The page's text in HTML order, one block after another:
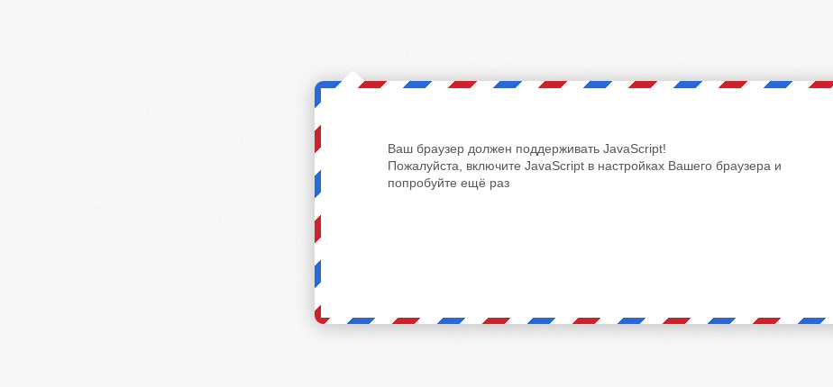
Ваш браузер должен поддерживать JavaScript!
Пожалуйста, включите JavaScript в настройках Вашего браузера и
попробуйте ещё раз